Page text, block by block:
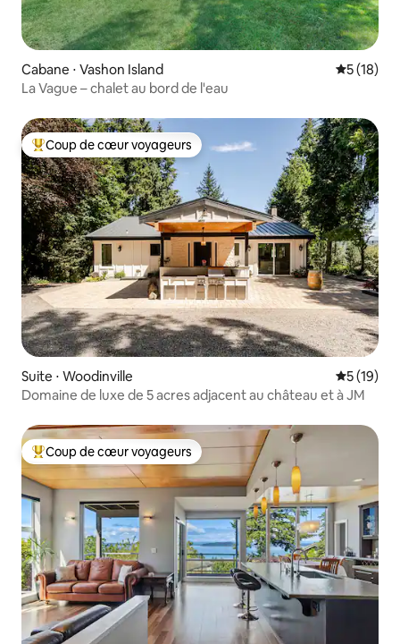
Cabane ⋅ Vashon Island
5 (18)
La Vague – chalet au bord de l'eau
Coups de cœur voyageurs les plus appréciés
Coup de cœur voyageurs
Suite ⋅ Woodinville
5 (19)
Domaine de luxe de 5 acres adjacent au château et à JM
Coups de cœur voyageurs les plus appréciés
Coup de cœur voyageurs